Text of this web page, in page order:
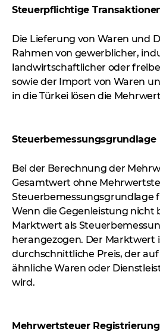
Steuerpflichtige
Die Lieferung von Waren und
Rahmen von gewerblicher,
landwirtschaftlicher oder
sowie der Import von Waren
in die Türkei lösen die
Steuerbemessungsgrundlage
Bei der Berechnung der
Gesamtwert ohne
Steuerbemessungsgrundlage
Wenn die Gegenleistung nicht
Marktwert als
herangezogen. Der Marktwert
durchschnittliche Preis, der
ähnliche Waren oder
wird.
Mehrwertsteuer Registrierung